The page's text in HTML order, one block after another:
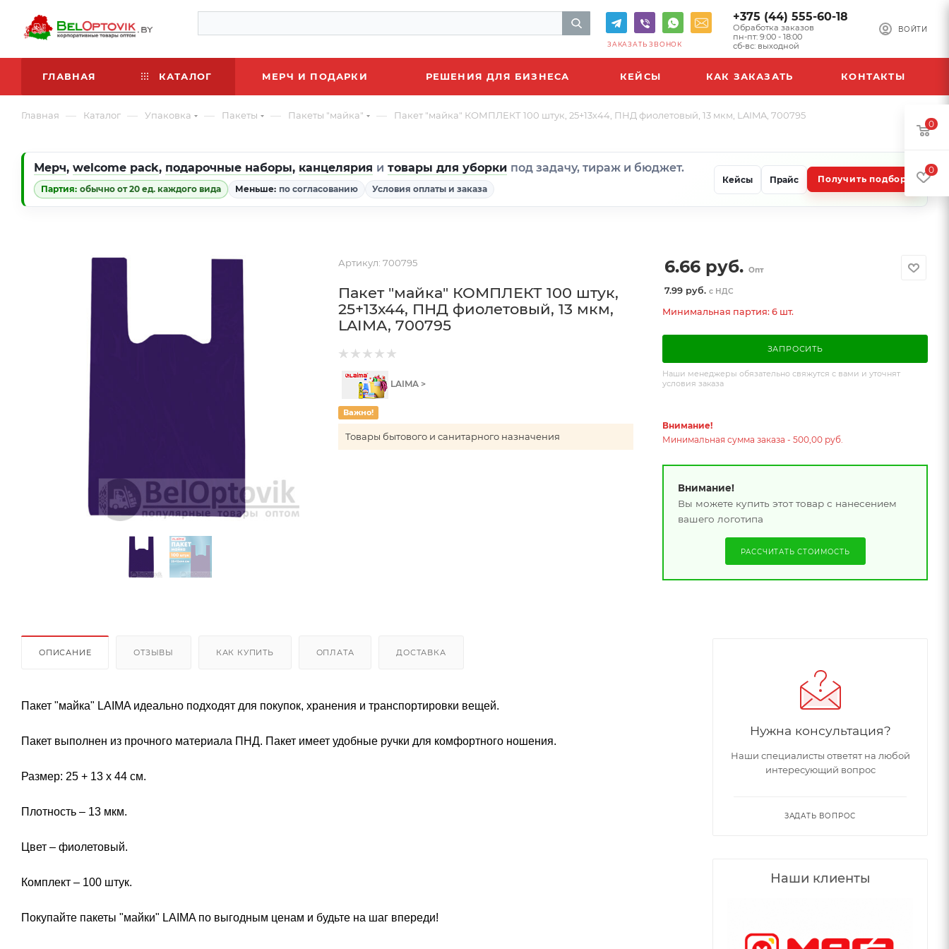
ВОЙТИ
+375 (44) 555-60-18
Обработка заказов
пн-пт: 9:00 - 18:00
сб-вс: выходной
ЗАКАЗАТЬ ЗВОНОК
ГЛАВНАЯ КАТАЛОГ МЕРЧ И ПОДАРКИ РЕШЕНИЯ ДЛЯ БИЗНЕСА КЕЙСЫ КАК ЗАКАЗАТЬ КОНТАКТЫ
Главная — Каталог — Упаковка — Пакеты — Пакеты "майка" — Пакет "майка" КОМПЛЕКТ 100 штук, 25+13х44, ПНД фиолетовый, 13 мкм, LAIMA, 700795
Мерч, welcome pack, подарочные наборы, канцелярия и товары для уборки под задачу, тираж и бюджет.
Партия: обычно от 20 ед. каждого вида Меньше: по согласованию Условия оплаты и заказа
Кейсы Прайс Получить подбор
Артикул: 700795
Пакет "майка" КОМПЛЕКТ 100 штук,
25+13х44, ПНД фиолетовый, 13 мкм,
LAIMA, 700795
LAIMA >
Важно!
Товары бытового и санитарного назначения
6.66 руб. Опт
7.99 руб.с НДС
Минимальная партия: 6 шт.
ЗАПРОСИТЬ
Наши менеджеры обязательно свяжутся с вами и уточнят
условия заказа
Внимание!
Минимальная сумма заказа - 500,00 руб.
Внимание!
Вы можете купить этот товар с нанесением
вашего логотипа
РАССЧИТАТЬ СТОИМОСТЬ
ОПИСАНИЕ ОТЗЫВЫ КАК КУПИТЬ ОПЛАТА ДОСТАВКА
Пакет "майка" LAIMA идеально подходят для покупок, хранения и транспортировки вещей.
Пакет выполнен из прочного материала ПНД. Пакет имеет удобные ручки для комфортного ношения.
Размер: 25 + 13 х 44 см.
Плотность – 13 мкм.
Цвет – фиолетовый.
Комплект – 100 штук.
Покупайте пакеты "майки" LAIMA по выгодным ценам и будьте на шаг впереди!
Нужна консультация?
Наши специалисты ответят на любой
интересующий вопрос
ЗАДАТЬ ВОПРОС
Наши клиенты
0
0